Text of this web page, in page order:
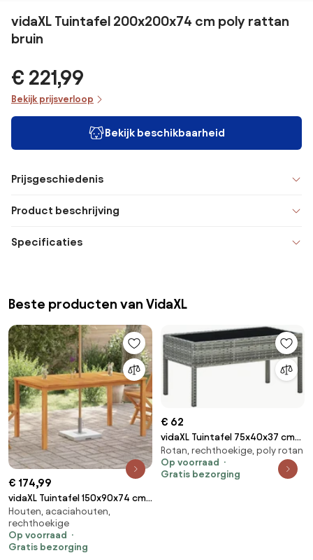
vidaXL Tuintafel 200x200x74 cm poly rattan
bruin
€ 221,99
Bekijk prijsverloop
Bekijk beschikbaarheid
Prijsgeschiedenis
Product beschrijving
Specificaties
Beste producten van VidaXL
€ 174,99
vidaXL Tuintafel 150x90x74 cm
massief acaciahout
Houten, acaciahouten,
rechthoekige
Op voorraad
Gratis bezorging
€ 62
vidaXL Tuintafel 75x40x37 cm
poly rattan grijs
Rotan, rechthoekige, poly rotan
Op voorraad
Gratis bezorging